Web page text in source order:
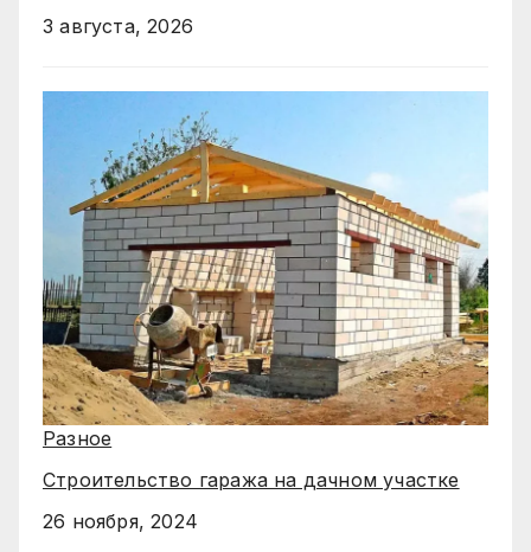
3 августа, 2026
Разное
Строительство гаража на дачном участке
26 ноября, 2024